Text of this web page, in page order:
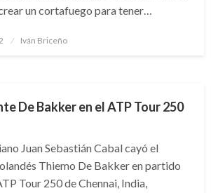
un cortafuego para tener…
Iván Briceño
De Bakker en el ATP Tour 250
Juan Sebastián Cabal cayó el
Thiemo De Bakker en partido
Tour 250 de Chennai, India,